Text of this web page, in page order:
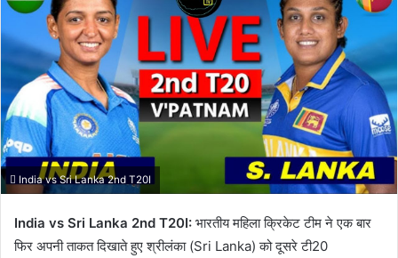
India vs Sri Lanka 2nd T20I
India vs Sri Lanka 2nd T20I: भारतीय महिला क्रिकेट टीम ने एक बार
फिर अपनी ताकत दिखाते हुए श्रीलंका (Sri Lanka) को दूसरे टी20